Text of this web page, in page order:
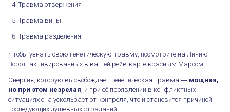
Травма отвержения
Травма вины
Травма разделения
Чтобы узнать свою генетическую травму, посмотрите на Линию
Ворот, активированных в вашей рейв-карте красным Марсом.
Энергия, которую высвобождает генетическая травма ― мощная,
но при этом незрелая, и при её проявлении в конфликтных
ситуациях она ускользает от контроля, что и становится причиной
последующих душевных страданий.